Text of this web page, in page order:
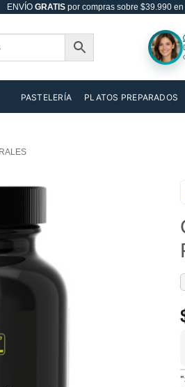
ENVÍO GRATISpor compras sobre $39.990 en
PASTELERÍA PLATOS PREPARADOS